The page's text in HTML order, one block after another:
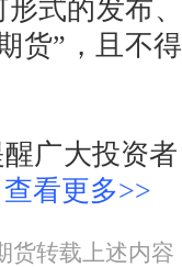
式的发布
货”，且不
大投资者
看更多>>
货转载上述内